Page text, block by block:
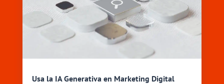
Usa la IA Generativa en Marketing Digital